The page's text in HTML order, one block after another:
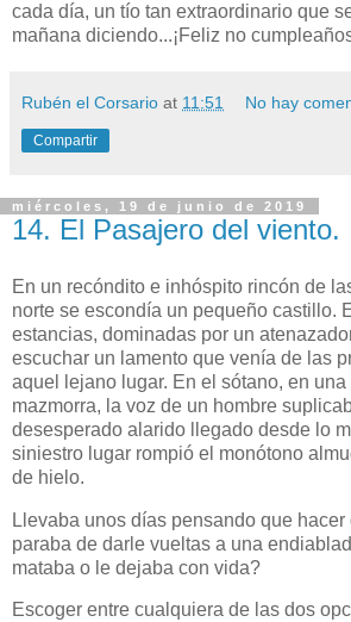
cada día, un tío tan extraordinario que
mañana diciendo...¡Feliz no
Rubén el Corsario at 11:51 No hay
Compartir
miércoles, 19 de junio de 2019
14. El Pasajero del viento.
En un recóndito e inhóspito rincón de
norte se escondía un pequeño castillo.
estancias, dominadas por un
escuchar un lamento que venía de las
aquel lejano lugar. En el sótano, en
mazmorra, la voz de un hombre
desesperado alarido llegado desde lo
siniestro lugar rompió el monótono
de hielo.
Llevaba unos días pensando que
paraba de darle vueltas a una
mataba o le dejaba con vida?
Escoger entre cualquiera de las dos